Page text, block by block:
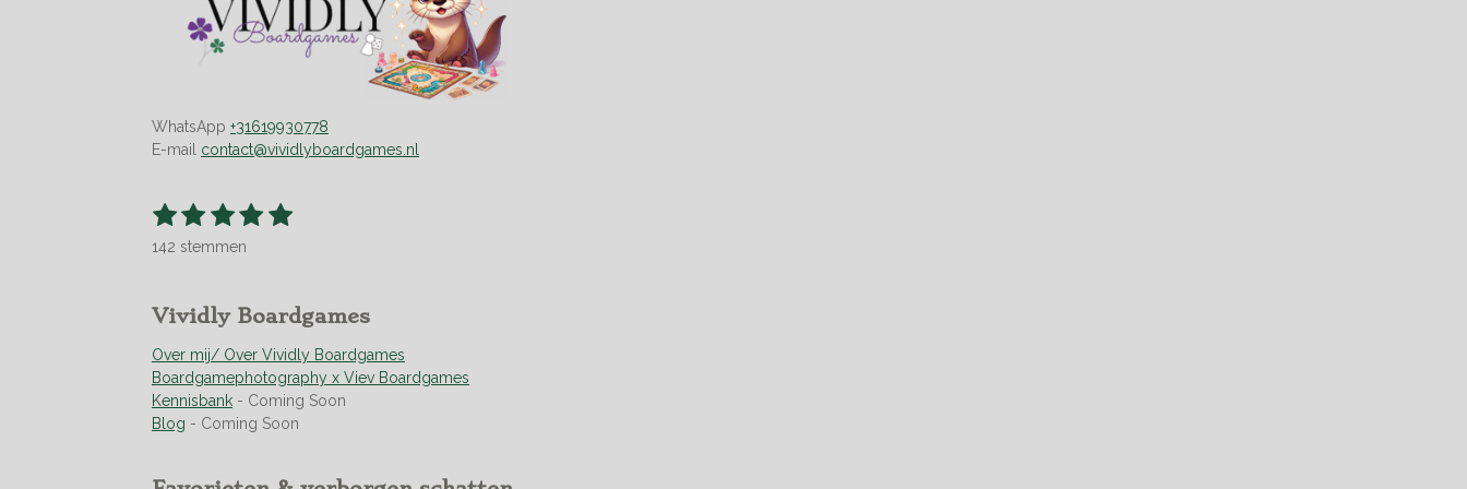
WhatsApp +31619930778
E-mail contact@vividlyboardgames.nl
R
t
n
g
:
4
.
9
1
s
r
2
s
r
r
e
n
3
s
r
r
e
n
4
s
r
r
e
n
5
r
r
e
n
S
n
142 stemmen
Vividly Boardgames
Over mij/ Over Vividly Boardgames
Boardgamephotography x Viev Boardgames
Kennisbank - Coming Soon
Blog - Coming Soon